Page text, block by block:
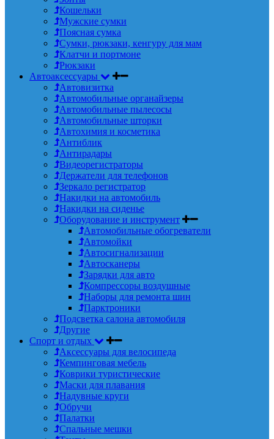
Кошельки
Мужские сумки
Поясная сумка
Сумки, рюкзаки, кенгуру для мам
Клатчи и портмоне
Рюкзаки
Автоаксессуары
Автовизитка
Автомобильные органайзеры
Автомобильные пылесосы
Автомобильные шторки
Автохимия и косметика
Антиблик
Антирадары
Видеорегистраторы
Держатели для телефонов
Зеркало регистратор
Накидки на автомобиль
Накидки на сиденье
Оборудование и инструмент
Автомобильные обогреватели
Автомойки
Автосигнализации
Автосканеры
Зарядки для авто
Компрессоры воздушные
Наборы для ремонта шин
Парктроники
Подсветка салона автомобиля
Другие
Спорт и отдых
Аксессуары для велосипеда
Кемпинговая мебель
Коврики туристические
Маски для плавания
Надувные круги
Обручи
Палатки
Спальные мешки